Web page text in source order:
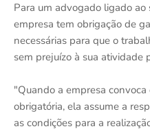
Para um advogado ligado
empresa tem obrigação de
necessárias para que o
sem prejuízo à sua atividade
"Quando a empresa
obrigatória, ela assume a
as condições para a